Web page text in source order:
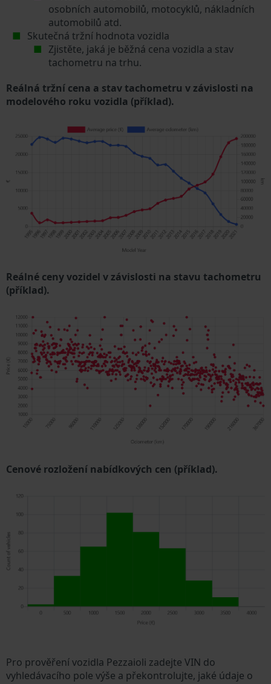
osobních automobilů, motocyklů, nákladních
automobilů atd.
Skutečná tržní hodnota vozidla
Zjistěte, jaká je běžná cena vozidla a stav
tachometru na trhu.
Reálná tržní cena a stav tachometru v závislosti na
modelového roku vozidla (příklad).
Reálné ceny vozidel v závislosti na stavu tachometru
(příklad).
Cenové rozložení nabídkových cen (příklad).
Pro prověření vozidla Pezzaioli zadejte VIN do
vyhledávacího pole výše a překontrolujte, jaké údaje o